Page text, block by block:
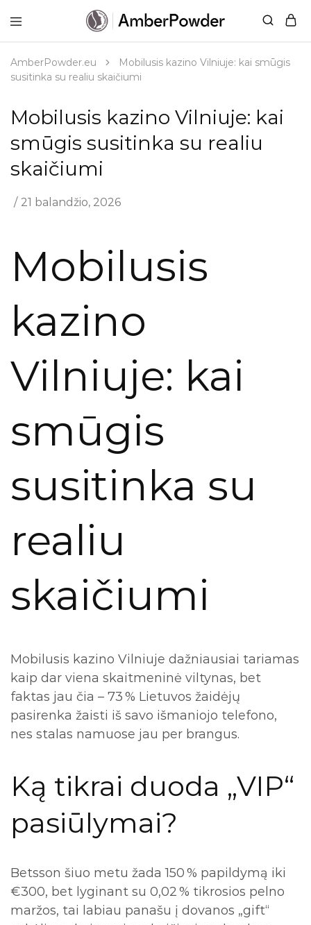
AmberPowder.eu
sprendimas
AmberPowder.eu
Mobilusis kazino Vilniuje: kai smūgis
susitinka su realiu skaičiumi
Mobilusis kazino Vilniuje: kai
smūgis susitinka su realiu
skaičiumi
21 balandžio, 2026
Mobilusis
kazino
Vilniuje: kai
smūgis
susitinka su
realiu
skaičiumi
Mobilusis kazino Vilniuje dažniausiai tariamas
kaip dar viena skaitmeninė viltynas, bet
faktas jau čia – 73 % Lietuvos žaidėjų
pasirenka žaisti iš savo išmaniojo telefono,
nes stalas namuose jau per brangus.
Ką tikrai duoda „VIP“
pasiūlymai?
Betsson šiuo metu žada 150 % papildymą iki
€300, bet lyginant su 0,02 % tikrosios pelno
maržos, tai labiau panašu į dovanos „gift“